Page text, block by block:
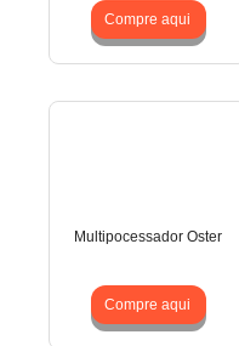
Compre aqui
Multipocessador Oster
Compre aqui